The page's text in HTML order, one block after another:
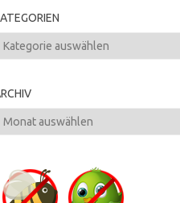
Kategorien
Archiv